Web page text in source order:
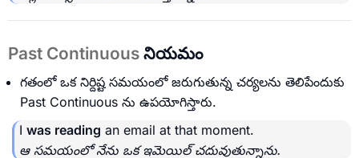
Past Continuous నియమం
గతంలో ఒక నిర్దిష్ట సమయంలో జరుగుతున్న చర్యలను తెలిపేందుకు
Past Continuous ను ఉపయోగిస్తారు.
I was reading an email at that moment.
ఆ సమయంలో నేను ఒక ఇమెయిల్ చదువుతున్నాను.